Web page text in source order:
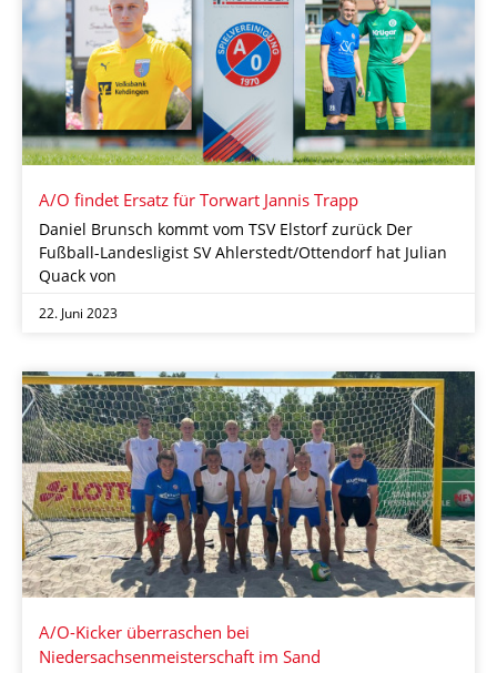
A/O findet Ersatz für Torwart Jannis Trapp
Daniel Brunsch kommt vom TSV Elstorf zurück Der
Fußball-Landesligist SV Ahlerstedt/Ottendorf hat Julian
Quack von
22. Juni 2023
A/O-Kicker überraschen bei
Niedersachsenmeisterschaft im Sand